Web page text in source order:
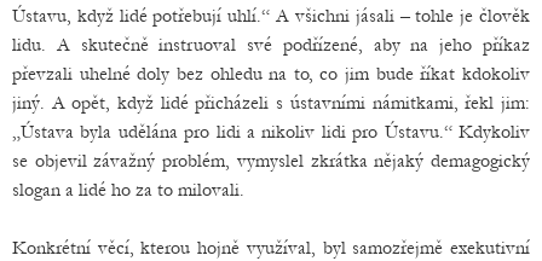
Ústavu, když lidé potřebují uhlí.“ A všichni jásali – tohle je člověk
lidu. A skutečně instruoval své podřízené, aby na jeho příkaz
převzali uhelné doly bez ohledu na to, co jim bude říkat kdokoliv
jiný. A opět, když lidé přicházeli s ústavními námitkami, řekl jim:
„Ústava byla udělána pro lidi a nikoliv lidi pro Ústavu.“ Kdykoliv
se objevil závažný problém, vymyslel zkrátka nějaký demagogický
slogan a lidé ho za to milovali.
Konkrétní věcí, kterou hojně využíval, byl samozřejmě exekutivní